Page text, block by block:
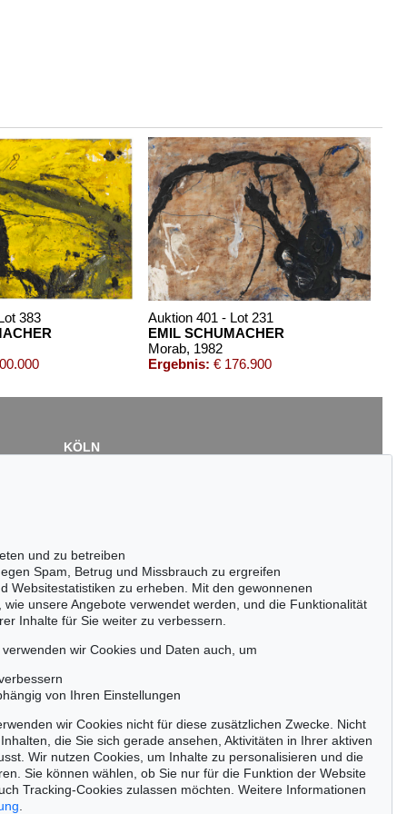
383
Auktion 401 - Lot 231
EMIL SCHUMACHER
Morab, 1982
Ergebnis: € 176.900
9
Auktion 514 - Lot 206
E. SCHUMACHER
Helimba , 1983
Ergebnis:€ 150.000
KÖLN
Jetzt zum Newsletter anmelden >
und zu betreiben
Spam, Betrug und Missbrauch zu ergreifen
Websitestatistiken zu erheben. Mit den gewonnenen
unsere Angebote verwendet werden, und die Funktionalität
Inhalte für Sie weiter zu verbessern.
wir Cookies und Daten auch, um
von Ihren Einstellungen
wir Cookies nicht für diese zusätzlichen Zwecke. Nicht
die Sie sich gerade ansehen, Aktivitäten in Ihrer aktiven
Wir nutzen Cookies, um Inhalte zu personalisieren und die
Sie können wählen, ob Sie nur für die Funktion der Website
Tracking-Cookies zulassen möchten. Weitere Informationen